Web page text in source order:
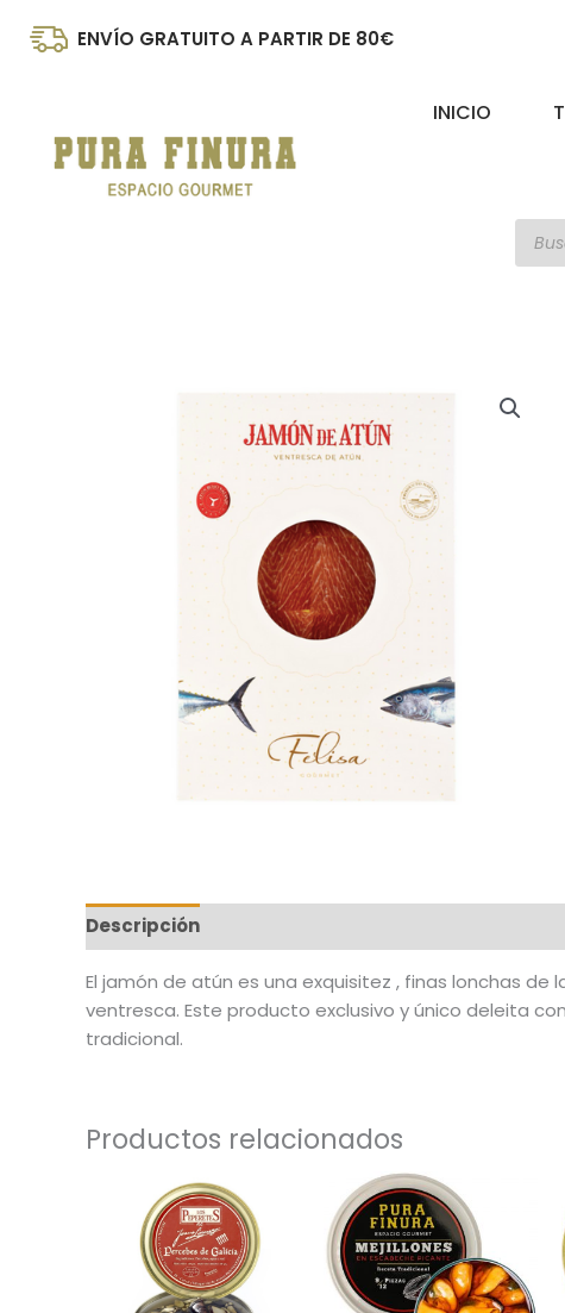
ENVÍO GRATUITO A PARTIR DE 80€
INICIO
de
Descripción
El jamón de atún es una exquisitez , finas lonchas
ventresca. Este producto exclusivo y único deleita
tradicional.
Productos relacionados